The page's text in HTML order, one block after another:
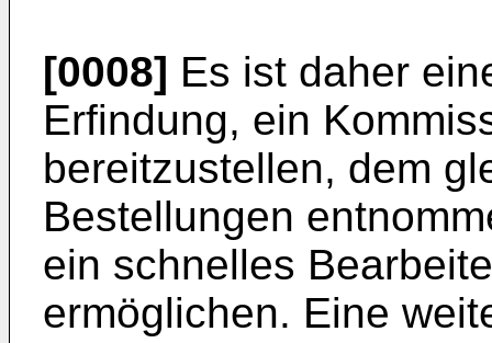
[0008] Es ist daher
Erfindung, ein
bereitzustellen, dem
Bestellungen
ein schnelles
ermöglichen. Eine